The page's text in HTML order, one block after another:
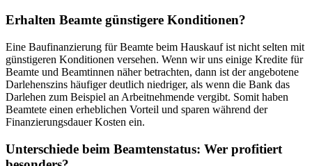
Erhalten Beamte günstigere Konditionen?
Eine Baufinanzierung für Beamte beim Hauskauf ist nicht selten mit
günstigeren Konditionen versehen. Wenn wir uns einige Kredite für
Beamte und Beamtinnen näher betrachten, dann ist der angebotene
Darlehenszins häufiger deutlich niedriger, als wenn die Bank das
Darlehen zum Beispiel an Arbeitnehmende vergibt. Somit haben
Beamtete einen erheblichen Vorteil und sparen während der
Finanzierungsdauer Kosten ein.
Unterschiede beim Beamtenstatus: Wer profitiert